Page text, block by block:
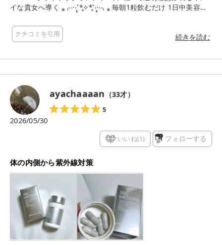
イな貴女へ導く ⁎⌌‧·‧̩̥˟*̥✧*̥˟‧̩̥·‧⌍⁎ 毎朝1粒飲むだけ 1日中美容ケ
トドア好きな方や 透明感が欲しい方にオススメです✦ .𖥔 ݁ 粒も
大きくなくクセもないので飲みやすかったです💊🙋🏻‍♀️ ※ 目安量
クチコミを引用 続きを読む
ayachaaaan （33才）
5
2026/05/30
いいね(1) フォローする
体の内側から紫外線対策